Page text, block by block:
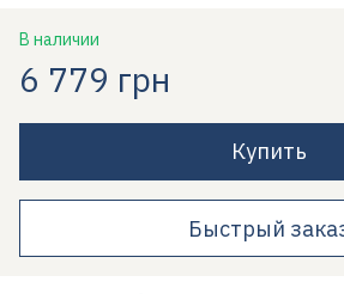
В наличии
6 779 грн
Купить
Быстрый